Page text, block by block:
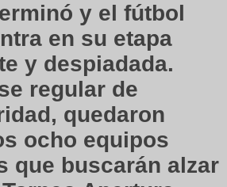
y el fútbol
en su etapa
y despiadada.
regular de
quedaron
ocho equipos
que buscarán alzar